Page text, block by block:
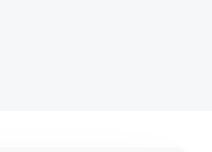
случаем